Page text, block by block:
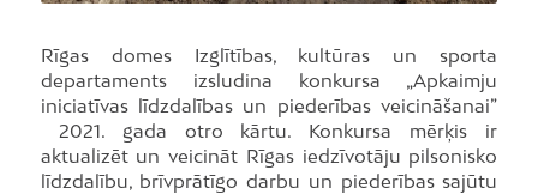
Rīgas domes Izglītības, kultūras un sporta
departaments izsludina konkursa „Apkaimju
iniciatīvas līdzdalības un piederības veicināšanai”
2021. gada otro kārtu. Konkursa mērķis ir
aktualizēt un veicināt Rīgas iedzīvotāju pilsonisko
līdzdalību, brīvprātīgo darbu un piederības sajūtu